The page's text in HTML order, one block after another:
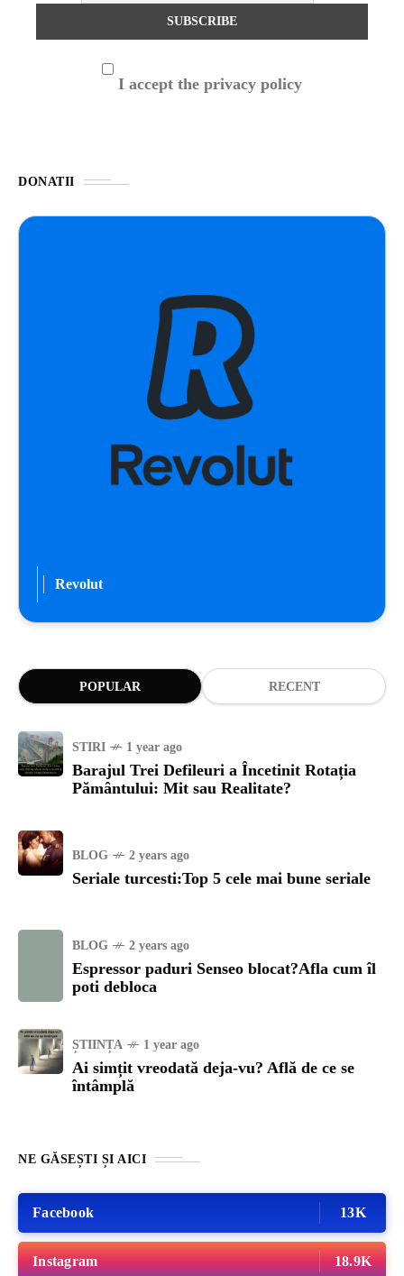
I accept the privacy policy
DONATII
Revolut
POPULAR RECENT
STIRI 1 year ago
Barajul Trei Defileuri a Încetinit Rotația
Pământului: Mit sau Realitate?
BLOG 2 years ago
Seriale turcesti:Top 5 cele mai bune seriale
BLOG 2 years ago
Espressor paduri Senseo blocat?Afla cum îl
poti debloca
ȘTIINȚA 1 year ago
Ai simțit vreodată deja-vu? Află de ce se
întâmplă
NE GĂSEȘTI ȘI AICI
Facebook 13K
Instagram 18.9K